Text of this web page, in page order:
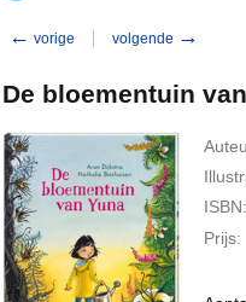
← vorige volgende →
De bloementuin
ISBN:
Prijs: